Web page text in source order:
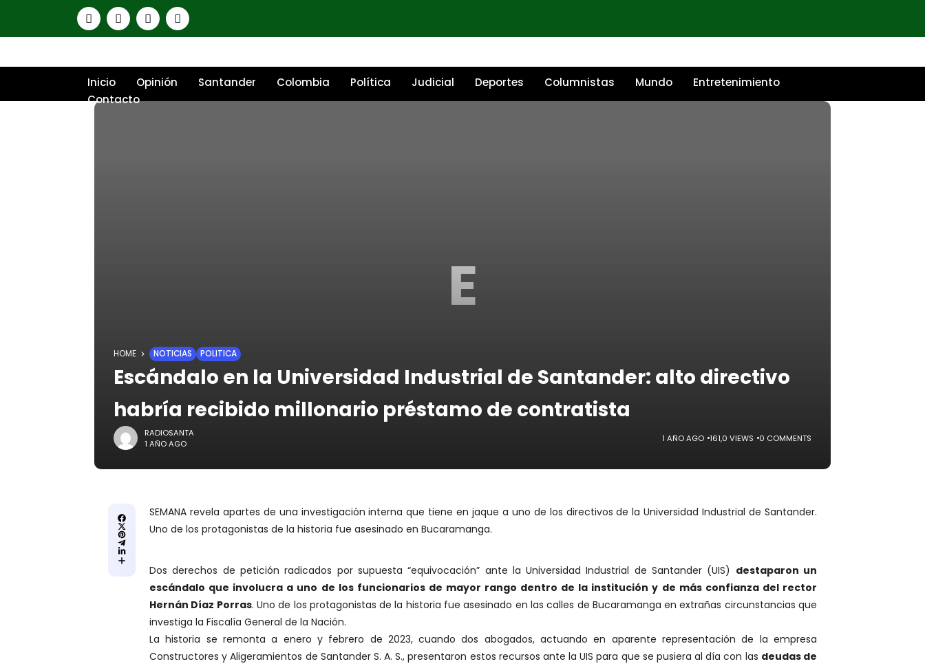
Inicio Opinión Santander Colombia Política Judicial Deportes Columnistas Mundo
Entretenimiento
Contacto
E
HOME NOTICIAS POLITICA
Escándalo en la Universidad Industrial de Santander: alto directivo
habría recibido millonario préstamo de contratista
RADIOSANTA
1 AÑO AGO
1 AÑO AGO 161,0 VIEWS 0 COMMENTS
SEMANA revela apartes de una investigación interna que tiene en jaque a uno de los directivos de la Universidad Industrial de Santander.
Uno de los protagonistas de la historia fue asesinado en Bucaramanga.
Dos derechos de petición radicados por supuesta “equivocación” ante la Universidad Industrial de Santander (UIS) destaparon un
escándalo que involucra a uno de los funcionarios de mayor rango dentro de la institución y de más confianza del rector
Hernán Díaz Porras. Uno de los protagonistas de la historia fue asesinado en las calles de Bucaramanga en extrañas circunstancias que
investiga la Fiscalía General de la Nación.
La historia se remonta a enero y febrero de 2023, cuando dos abogados, actuando en aparente representación de la empresa
Constructores y Aligeramientos de Santander S. A. S., presentaron estos recursos ante la UIS para que se pusiera al día con las deudas de